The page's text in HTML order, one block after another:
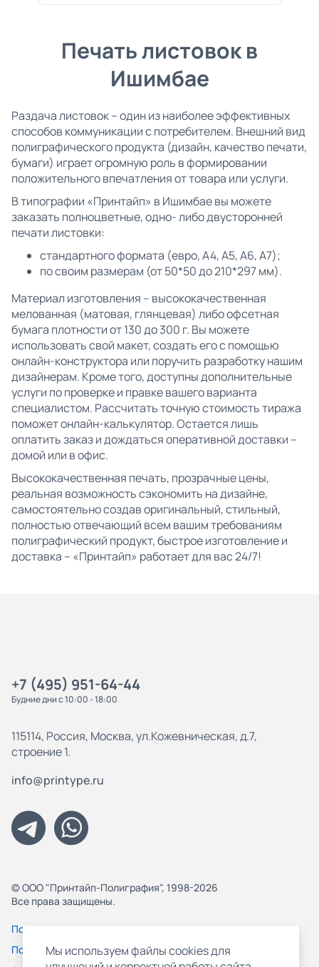
Печать листовок в
Ишимбае
Раздача листовок – один из наиболее эффективных
способов коммуникации с потребителем. Внешний вид
полиграфического продукта (дизайн, качество печати,
бумаги) играет огромную роль в формировании
положительного впечатления от товара или услуги.
В типографии «Принтайп» в Ишимбае вы можете
заказать полноцветные, одно- либо двусторонней
печати листовки:
стандартного формата (евро, А4, А5, А6, А7);
по своим размерам (от 50*50 до 210*297 мм).
Материал изготовления – высококачественная
мелованная (матовая, глянцевая) либо офсетная
бумага плотности от 130 до 300 г. Вы можете
использовать свой макет, создать его с помощью
онлайн-конструктора или поручить разработку нашим
дизайнерам. Кроме того, доступны дополнительные
услуги по проверке и правке вашего варианта
специалистом. Рассчитать точную стоимость тиража
поможет онлайн-калькулятор. Остается лишь
оплатить заказ и дождаться оперативной доставки –
домой или в офис.
Высококачественная печать, прозрачные цены,
реальная возможность сэкономить на дизайне,
самостоятельно создав оригинальный, стильный,
полностью отвечающий всем вашим требованиям
полиграфический продукт, быстрое изготовление и
доставка – «Принтайп» работает для вас 24/7!
+7 (495) 951-64-44
Будние дни с 10:00 - 18:00
115114, Россия, Москва, ул.Кожевническая, д.7,
строение 1.
info@printype.ru
© ООО "Принтайп-Полиграфия", 1998-2026
Все права защищены.
Политика конфиденциальности
Пользовательское соглашение
Мы используем файлы cookies для